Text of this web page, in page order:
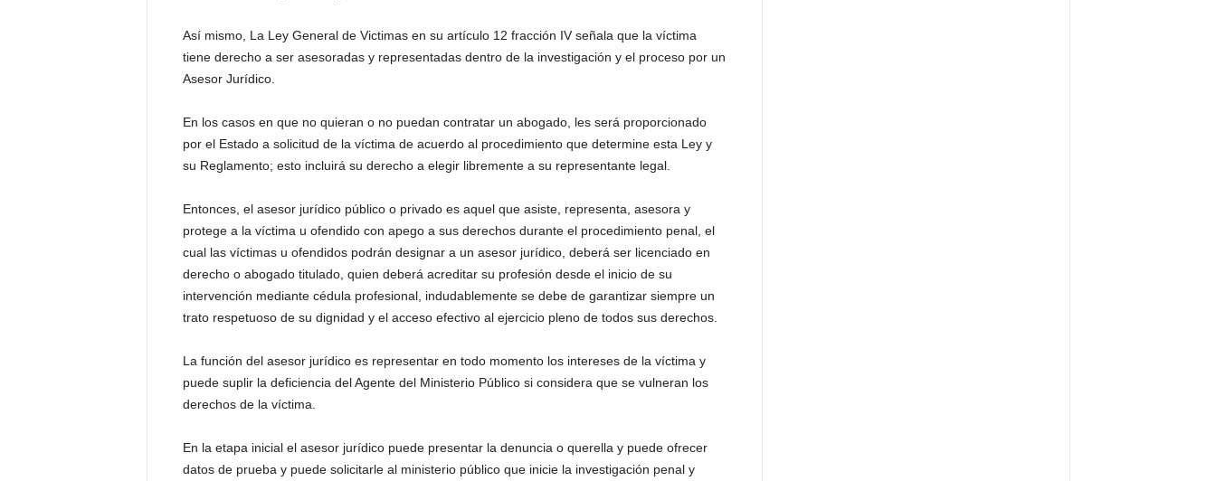
Así mismo, La Ley General de Victimas en su artículo 12 fracción IV señala que la víctima
tiene derecho a ser asesoradas y representadas dentro de la investigación y el proceso por un
Asesor Jurídico.
En los casos en que no quieran o no puedan contratar un abogado, les será proporcionado
por el Estado a solicitud de la víctima de acuerdo al procedimiento que determine esta Ley y
su Reglamento; esto incluirá su derecho a elegir libremente a su representante legal.
Entonces, el asesor jurídico público o privado es aquel que asiste, representa, asesora y
protege a la víctima u ofendido con apego a sus derechos durante el procedimiento penal, el
cual las víctimas u ofendidos podrán designar a un asesor jurídico, deberá ser licenciado en
derecho o abogado titulado, quien deberá acreditar su profesión desde el inicio de su
intervención mediante cédula profesional, indudablemente se debe de garantizar siempre un
trato respetuoso de su dignidad y el acceso efectivo al ejercicio pleno de todos sus derechos.
La función del asesor jurídico es representar en todo momento los intereses de la víctima y
puede suplir la deficiencia del Agente del Ministerio Público si considera que se vulneran los
derechos de la víctima.
En la etapa inicial el asesor jurídico puede presentar la denuncia o querella y puede ofrecer
datos de prueba y puede solicitarle al ministerio público que inicie la investigación penal y